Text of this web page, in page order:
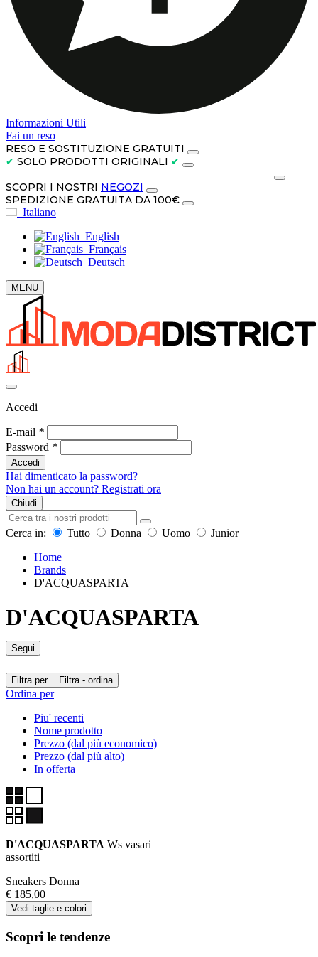
Informazioni Utili
Fai un reso
RESO E SOSTITUZIONE GRATUITI
✔ SOLO PRODOTTI ORIGINALI ✔
SCOPRI I NOSTRI NEGOZI
SPEDIZIONE GRATUITA DA 100€
Italiano
English
Français
Deutsch
MENU
Accedi
E-mail *
Password *
Accedi
Hai dimenticato la password?
Non hai un account? Registrati ora
Chiudi
Cerca in: Tutto Donna Uomo
Junior
Home
Brands
D'ACQUASPARTA
D'ACQUASPARTA
Segui
Filtra per ... Filtra - ordina
Ordina per
Piu' recenti
Nome prodotto
Prezzo (dal più economico)
Prezzo (dal più alto)
In offerta
D'ACQUASPARTA Ws vasari
assortiti
Sneakers Donna
€ 185,00
Vedi taglie e colori
Scopri le tendenze